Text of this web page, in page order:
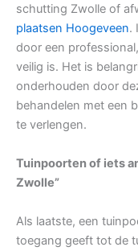
schutting Zwolle of
plaatsen Hoogeveen.
door een
veilig is. Het is
onderhouden door
behandelen met een
te verlengen.
Tuinpoorten of iets
Zwolle”
Als laatste, een
toegang geeft tot de